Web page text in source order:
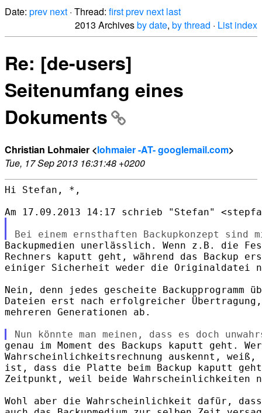
Date: prev next · Thread: firstprev next last
2013 Archivesby date, by thread · List index
Re: [de-users]
Seitenumfang eines
Dokuments
Christian Lohmaier <lohmaier -AT- googlemail.com>
Tue, 17 Sep 2013 16:31:48 +0200
Hi Stefan, *,
Backupmedien unerlässlich. Wenn z.B. die
Rechners kaputt geht, während das Backup
einiger Sicherheit weder die Originaldatei
Nein, denn jedes gescheite Backupprogramm
Dateien erst nach erfolgreicher
mehreren Generationen ab.
genau im Moment des Backups kaputt geht.
Wahrscheinlichkeitsrechnung auskennt,
ist, dass die Platte beim Backup kaputt geht
Zeitpunkt, weil beide Wahrscheinlichkeiten
Wohl aber die Wahrscheinlichkeit dafür,